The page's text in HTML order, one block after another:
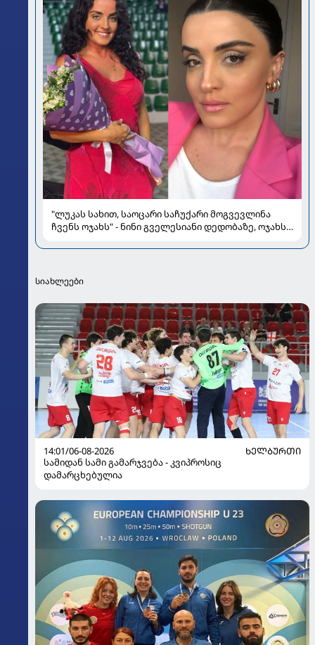
"ლუკას სახით, საოცარი საჩუქარი მოგვევლინა
ჩვენს ოჯახს" - ნინი გველესიანი დედობაზე, ოჯახსა
სიახლეები
14:01/06-08-2026
ᲮᲔᲚᲑᲣᲠᲗᲘ
სამიდან სამი გამარჯვება - კვიპროსიც
დამარცხებულია